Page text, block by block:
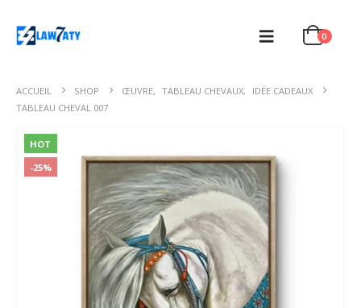
0
ACCUEIL SHOP ŒUVRE, TABLEAU CHEVAUX,
IDÉE CADEAUX
TABLEAU CHEVAL 007
HOT
-25%